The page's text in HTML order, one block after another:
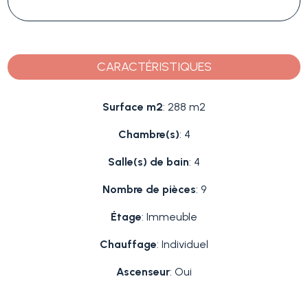
CARACTÉRISTIQUES
Surface m2: 288 m2
Chambre(s): 4
Salle(s) de bain: 4
Nombre de pièces: 9
Étage: Immeuble
Chauffage: Individuel
Ascenseur: Oui